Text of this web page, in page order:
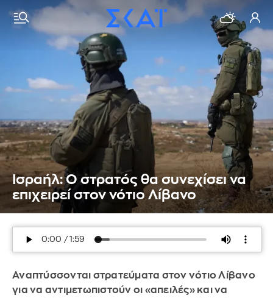
Ισραήλ: Ο στρατός θα συνεχίσει να
επιχειρεί στον νότιο Λίβανο
Αναπτύσσονται στρατεύματα στον νότιο Λίβανο
για να αντιμετωπιστούν οι «απειλές» και να